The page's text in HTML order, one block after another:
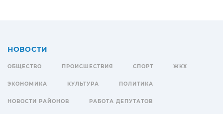
НОВОСТИ
ОБЩЕСТВО ПРОИСШЕСТВИЯ СПОРТ ЖКХ
ЭКОНОМИКА КУЛЬТУРА ПОЛИТИКА
НОВОСТИ РАЙОНОВ РАБОТА ДЕПУТАТОВ